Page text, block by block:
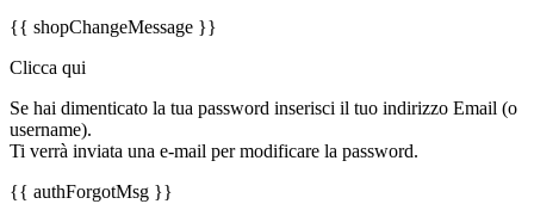
{{ shopChangeMessage }}
Clicca qui
Se hai dimenticato la tua password inserisci il tuo indirizzo Email (o
username).
Ti verrà inviata una e-mail per modificare la password.
{{ authForgotMsg }}